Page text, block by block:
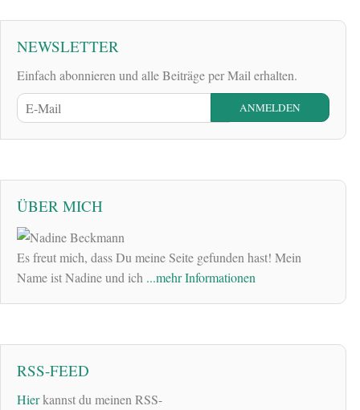
NEWSLETTER
Einfach abonnieren und alle Beiträge per Mail erhalten.
ÜBER MICH
Es freut mich, dass Du meine Seite gefunden hast! Mein
Name ist Nadine und ich ...mehr Informationen
RSS-FEED
Hierkannst du meinen RSS-